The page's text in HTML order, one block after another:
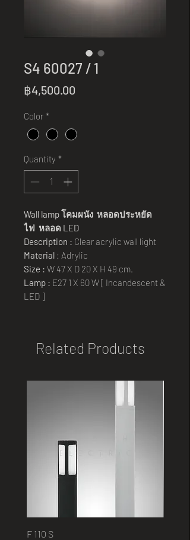
S4 60027 / 1
฿4,500.00
Color *
Quantity *
Wall lampโคมผนัง หลอดประหยัด
ไฟ หลอด LED
Description : Clear acrylic wall light
Material : Adrylic
Size : W 47 X D 20 X H 49 cm.
Lamp : E27 1 X 60 W [ Incandescent &
LED ]
Related Products
F 110 S